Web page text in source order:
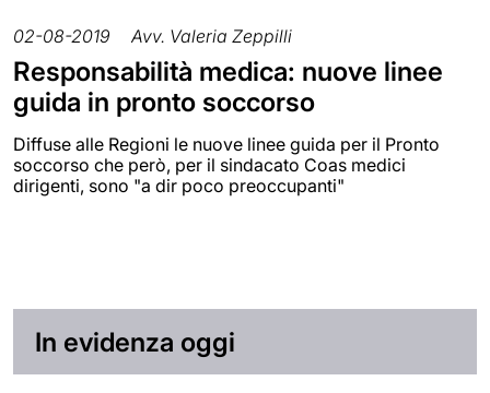
02-08-2019 Avv. Valeria Zeppilli
Responsabilità medica: nuove linee
guida in pronto soccorso
Diffuse alle Regioni le nuove linee guida per il Pronto
soccorso che però, per il sindacato Coas medici
dirigenti, sono "a dir poco preoccupanti"
In evidenza oggi